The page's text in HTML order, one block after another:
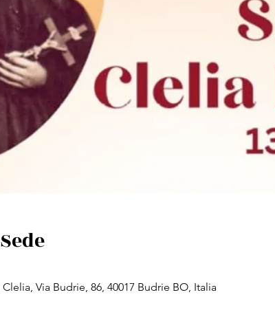
Via Budrie, 86, 40017 Budrie BO, Italia